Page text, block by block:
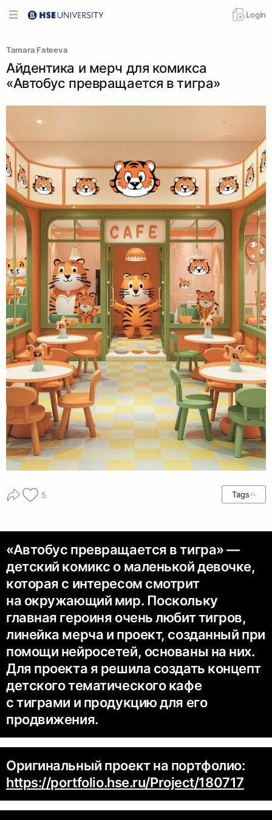
Login
Tamara Fateeva
Айдентика и мерч для комикса
«Автобус превращается в тигра»
5 Tags
«Автобус превращается в тигра» —
детский комикс о маленькой девочке,
которая с интересом смотрит
на окружающий мир. Поскольку
главная героиня очень любит тигров,
линейка мерча и проект, созданный при
помощи нейросетей, основаны на них.
Для проекта я решила создать концепт
детского тематического кафе
с тиграми и продукцию для его
продвижения.
Оригинальный проект на портфолио:
https://portfolio.hse.ru/Project/180717